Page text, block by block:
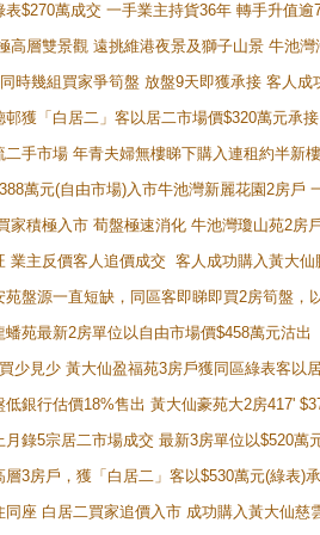
表$270萬成交 一手業主持貨36年 轉手升值逾
高層雙景觀 遠挑維港夜景及獅子山景 牛池
時幾組買家爭筍盤 放盤9天即獲承接 客人
獲「白居二」客以居二市場價$320萬元承接
二手市場 年青夫婦無樓睇下購入連租約半新
萬元(自由市場)入市牛池灣新麗花園2房戶
家積極入市 荀盤極速消化 牛池灣瓊山苑2房
業主反價客人追價成交 客人成功購入黃大
苑盤源一直短缺，同區客即睇即買2房筍盤，
苑最新2房單位以自由市場價$458萬元沽出
少見少 黃大仙盈福苑3房戶獲同區綠表客以
銀行估價18%售出 黃大仙豪苑大2房417'
錄5宗居二市場成交 最新3房單位以$520萬
3房戶，獲「白居二」客以$530萬元(綠表)
同座 白居二買家追價入市 成功購入黃大仙